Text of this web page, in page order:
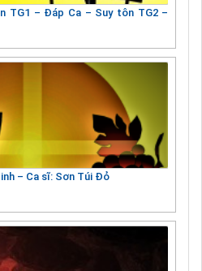
TG1 – Đáp Ca – Suy tôn TG2 –
– Ca sĩ: Sơn Túi Đỏ